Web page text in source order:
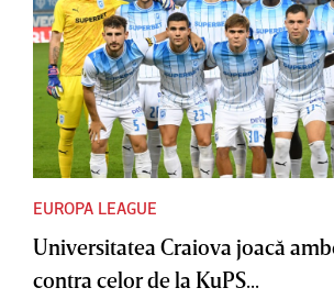
EUROPA LEAGUE
Universitatea Craiova joacă
contra celor de la KuPS...